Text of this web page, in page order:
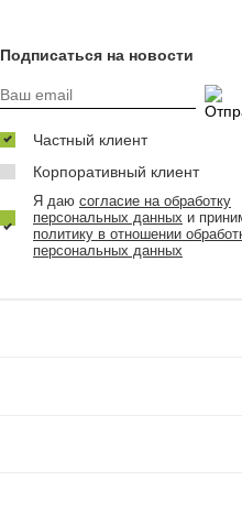
Подписаться на новости
Частный клиент
Корпоративный клиент
Я даю согласие на обработку
персональных данных и
политику в отношении
персональных данных